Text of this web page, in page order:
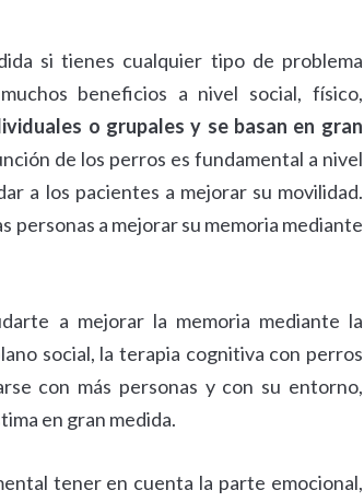
si tienes cualquier tipo de problema
beneficios a nivel social, físico,
o grupales y se basan en gran
de los perros es fundamental a nivel
a los pacientes a mejorar su movilidad.
personas a mejorar su memoria mediante
a mejorar la memoria mediante la
social, la terapia cognitiva con perros
con más personas y con su entorno,
en gran medida.
tener en cuenta la parte emocional,